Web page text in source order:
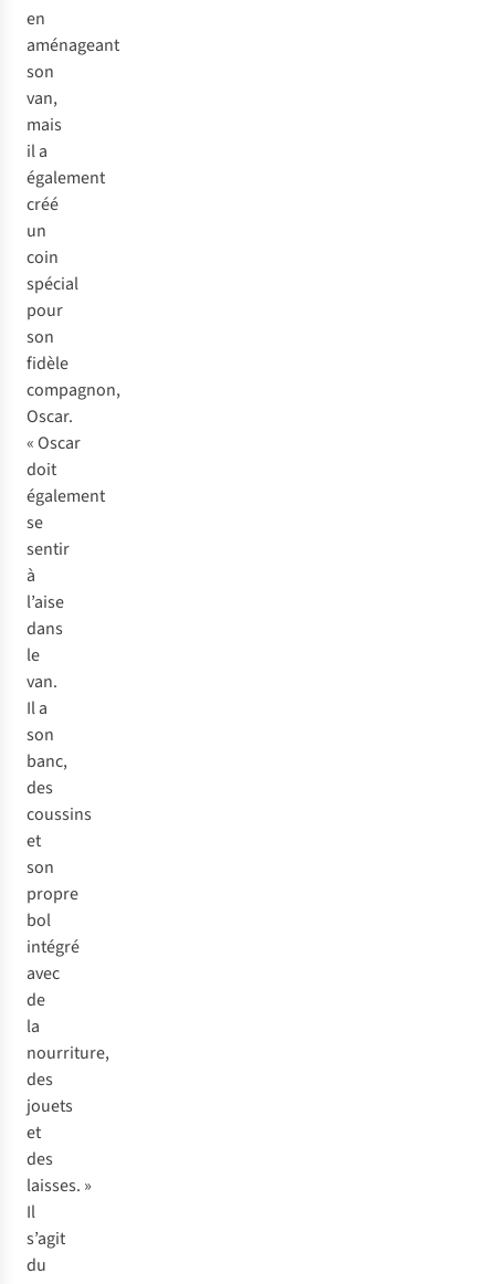
en
aménageant
son
van,
mais
il a
également
créé
un
coin
spécial
pour
son
fidèle
compagnon,
Oscar.
« Oscar
doit
également
se
sentir
à
l’aise
dans
le
van.
Il a
son
banc,
des
coussins
et
son
propre
bol
intégré
avec
de
la
nourriture,
des
jouets
et
des
laisses. »
Il
s’agit
du